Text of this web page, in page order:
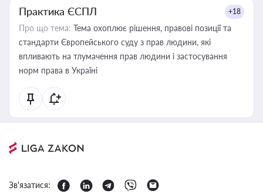
Практика ЄСПЛ +18
Про що тема: Тема охоплює рішення, правові позиції та
стандарти Європейського суду з прав людини, які
впливають на тлумачення прав людини і застосування
норм права в Україні
Зв'язатися: